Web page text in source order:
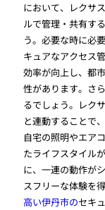
において、レクサ
ルで管理・共有す
う。必要な時に必
キュアなアクセス
効率が向上し、都
性があります。さ
るでしょう。レク
と連動することで
自宅の照明やエア
たライフスタイル
に、一連の動作が
スフリーな体験を
高い伊丹市のセキ